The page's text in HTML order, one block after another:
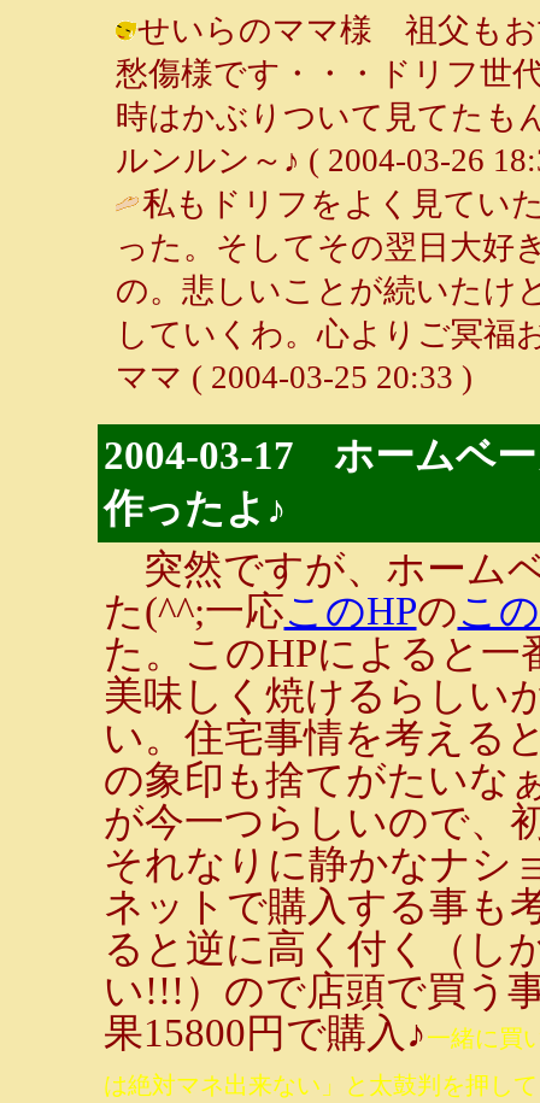
せいらのママ様 祖父もお
愁傷様です・・・ドリフ世
時はかぶりついて見てたも
ルンルン～♪ ( 2004-03-26
私もドリフをよく見てい
った。そしてその翌日大好
の。悲しいことが続いたけ
していくわ。心よりご冥福
ママ ( 2004-03-25 20:33 )
2004-03-17 ホームベ
作ったよ♪
突然ですが、ホーム
た(^^;一応このHPのこ
た。このHPによると
美味しく焼けるらしい
い。住宅事情を考える
の象印も捨てがたいな
が今一つらしいので、
それなりに静かなナシ
ネットで購入する事も
ると逆に高く付く（し
い!!!）ので店頭で買う
果15800円で購入♪一緒に買
は絶対マネ出来ない」と太鼓判を押し